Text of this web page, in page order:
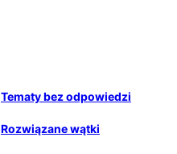
Tematy bez odpowiedzi
Rozwiązane wątki